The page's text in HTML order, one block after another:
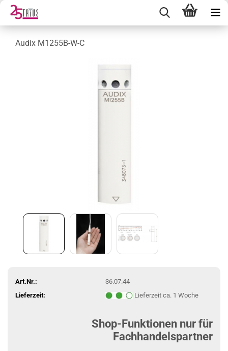
Audix M1255B-W-C
Art.Nr.:
36.07.44
Lieferzeit:
Lieferzeit ca. 1 Woche
Shop-Funktionen nur für
Fachhandelspartner